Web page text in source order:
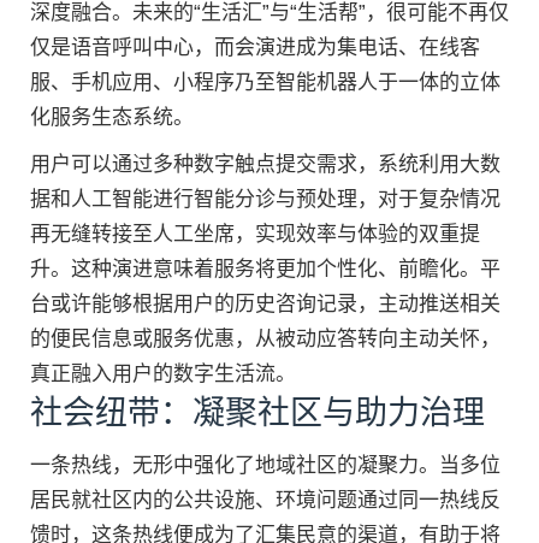
深度融合。未来的“生活汇”与“生活帮”，很可能不再仅
仅是语音呼叫中心，而会演进成为集电话、在线客
服、手机应用、小程序乃至智能机器人于一体的立体
化服务生态系统。
用户可以通过多种数字触点提交需求，系统利用大数
据和人工智能进行智能分诊与预处理，对于复杂情况
再无缝转接至人工坐席，实现效率与体验的双重提
升。这种演进意味着服务将更加个性化、前瞻化。平
台或许能够根据用户的历史咨询记录，主动推送相关
的便民信息或服务优惠，从被动应答转向主动关怀，
真正融入用户的数字生活流。
社会纽带：凝聚社区与助力治理
一条热线，无形中强化了地域社区的凝聚力。当多位
居民就社区内的公共设施、环境问题通过同一热线反
馈时，这条热线便成为了汇集民意的渠道，有助于将